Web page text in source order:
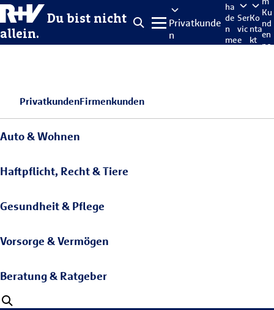
Du bist nicht
allein.
Privatkunde
n
ha
de
n
me
Ser
vic
e
Ko
nta
kt
Ku
nd
en
po
PrivatkundenFirmenkunden
Auto & Wohnen
Haftpflicht, Recht & Tiere
Gesundheit & Pflege
Vorsorge & Vermögen
Beratung & Ratgeber